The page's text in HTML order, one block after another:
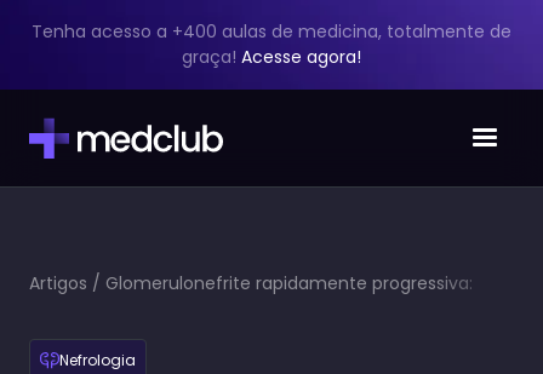
Tenha acesso a +400 aulas de medicina, totalmente de
graça! Acesse agora!
Artigos / Glomerulonefrite rapidamente progressiva:
Nefrologia